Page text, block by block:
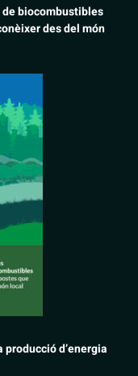
biocombustibles
des del món
d’energia